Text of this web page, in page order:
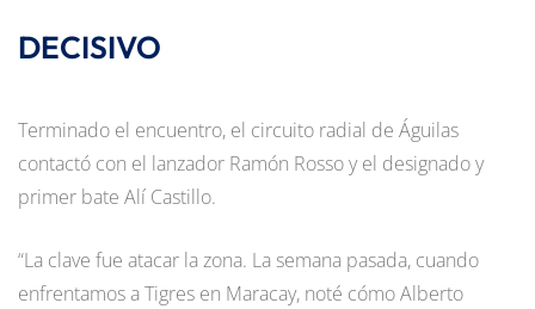
DECISIVO
Terminado el encuentro, el circuito radial de Águilas
contactó con el lanzador Ramón Rosso y el designado y
primer bate Alí Castillo.
“La clave fue atacar la zona. La semana pasada, cuando
enfrentamos a Tigres en Maracay, noté cómo Alberto